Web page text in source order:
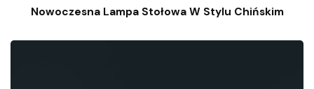
Nowoczesna Lampa Stołowa W Stylu Chińskim